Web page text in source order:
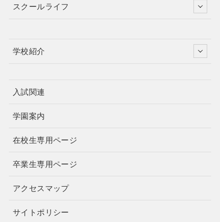
スクールライフ
学校紹介
入試関連
学園案内
在校生専用ページ
卒業生専用ページ
アクセスマップ
サイトポリシー